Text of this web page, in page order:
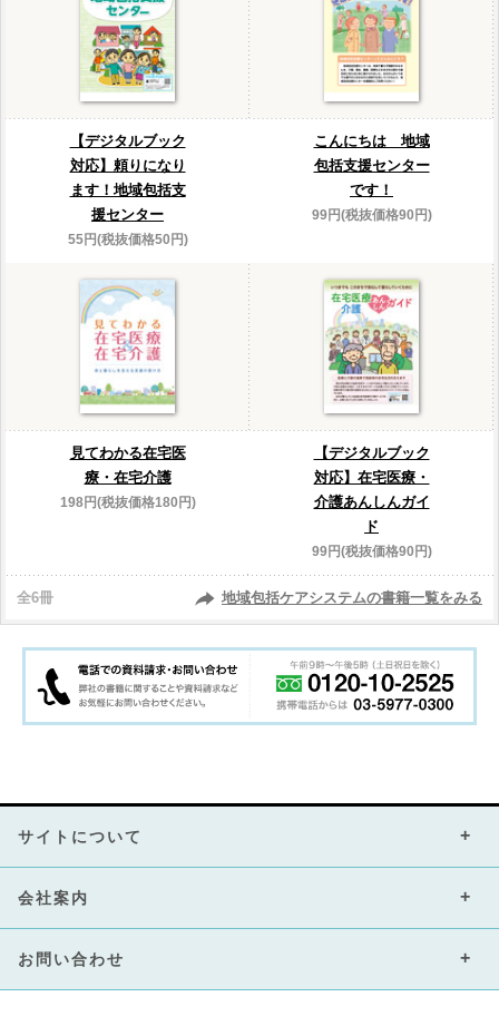
【デジタルブック
対応】頼りになり
ます！地域包括支
援センター
55円(税抜価格50円)
こんにちは 地域
包括支援センター
です！
99円(税抜価格90円)
見てわかる在宅医
療・在宅介護
198円(税抜価格180円)
【デジタルブック
対応】在宅医療・
介護あんしんガイ
ド
99円(税抜価格90円)
全6冊 地域包括ケアシステムの書籍一覧をみる
サイトについて
会社案内
お問い合わせ